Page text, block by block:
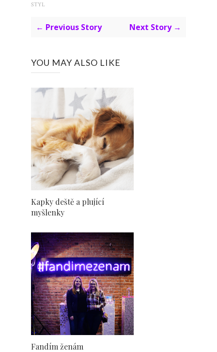
STYL
← Previous Story Next Story →
YOU MAY ALSO LIKE
Kapky deště a plující
myšlenky
Fandím ženám